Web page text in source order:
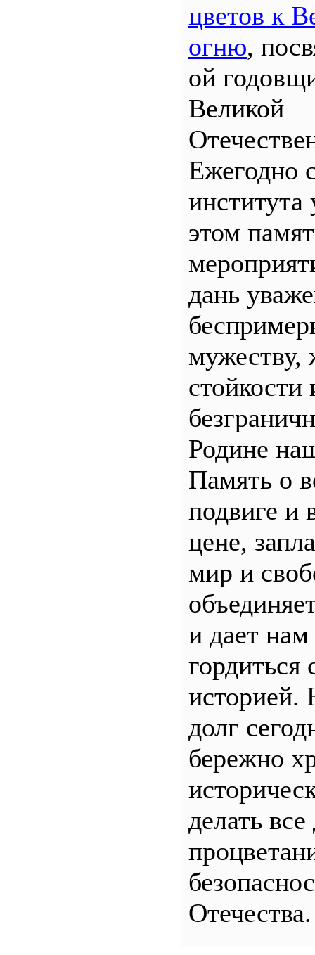
цветов к
огню,
ой
Великой
Ежегодно
института
этом
дань
мужеству,
стойкости
Родине
Память о
подвиге и
цене,
мир и
и дает
гордиться
долг
бережно
делать все
Отечества.